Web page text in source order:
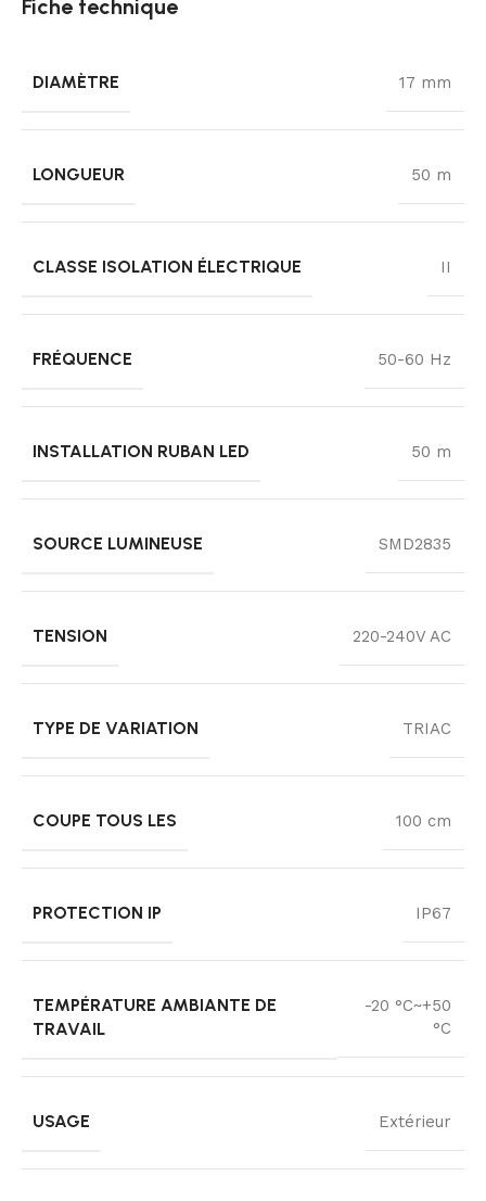
Fiche technique
DIAMÈTRE 17 mm
LONGUEUR 50 m
CLASSE ISOLATION ÉLECTRIQUE II
FRÉQUENCE 50-60 Hz
INSTALLATION RUBAN LED 50 m
SOURCE LUMINEUSE SMD2835
TENSION 220-240V AC
TYPE DE VARIATION TRIAC
COUPE TOUS LES 100 cm
PROTECTION IP IP67
TEMPÉRATURE AMBIANTE DE
TRAVAIL
-20 °C~+50
°C
USAGE Extérieur